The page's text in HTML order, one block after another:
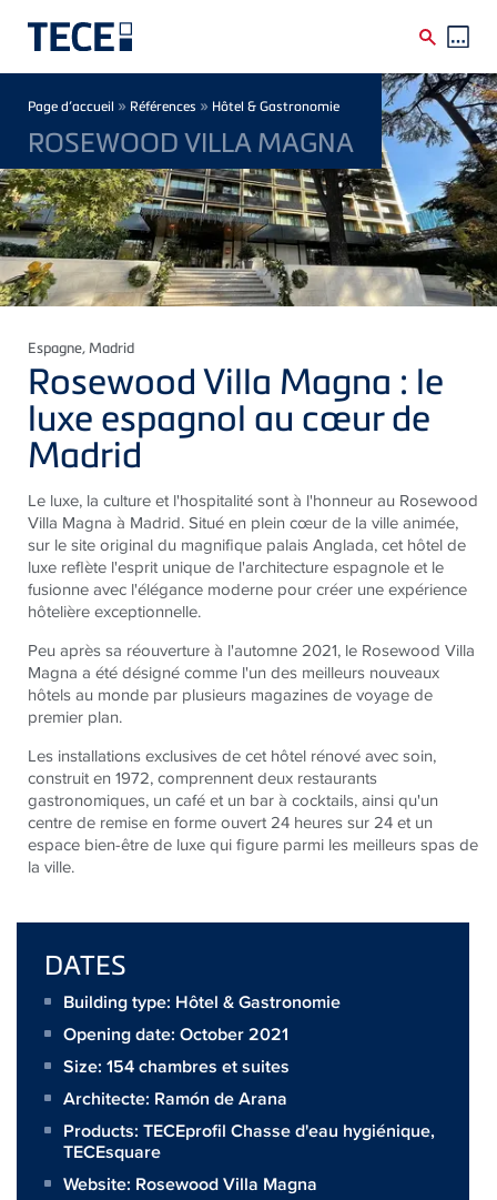
Breadcrumb
Page d’accueil » Références » Hôtel & Gastronomie
ROSEWOOD VILLA MAGNA
Espagne, Madrid
Rosewood Villa Magna : le
luxe espagnol au cœur de
Madrid
Le luxe, la culture et l'hospitalité sont à l'honneur au Rosewood
Villa Magna à Madrid. Situé en plein cœur de la ville animée,
sur le site original du magnifique palais Anglada, cet hôtel de
luxe reflète l'esprit unique de l'architecture espagnole et le
fusionne avec l'élégance moderne pour créer une expérience
hôtelière exceptionnelle.
Peu après sa réouverture à l'automne 2021, le Rosewood Villa
Magna a été désigné comme l'un des meilleurs nouveaux
hôtels au monde par plusieurs magazines de voyage de
premier plan.
Les installations exclusives de cet hôtel rénové avec soin,
construit en 1972, comprennent deux restaurants
gastronomiques, un café et un bar à cocktails, ainsi qu'un
centre de remise en forme ouvert 24 heures sur 24 et un
espace bien-être de luxe qui figure parmi les meilleurs spas de
la ville.
DATES
Building type: Hôtel & Gastronomie
Opening date: October 2021
Size: 154 chambres et suites
Architecte: Ramón de Arana
Products: TECEprofil Chasse d'eau hygiénique,
TECEsquare
Website: Rosewood Villa Magna